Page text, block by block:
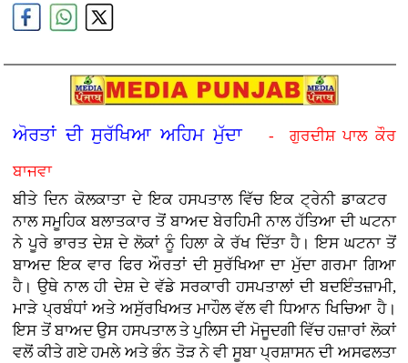
ਅੋਰਤਾਂ ਦੀ ਸੁਰੱਖਿਆ ਅਹਿਮ ਮੁੱਦਾ - ਗੁਰਦੀਸ਼ ਪਾਲ ਕੌਰ
ਬਾਜਵਾ
ਬੀਤੇ ਦਿਨ ਕੋਲਕਾਤਾ ਦੇ ਇਕ ਹਸਪਤਾਲ ਵਿੱਚ ਇਕ ਟ੍ਰੇਨੀ ਡਾਕਟਰ
ਨਾਲ ਸਮੂਹਿਕ ਬਲਾਤਕਾਰ ਤੋਂ ਬਾਅਦ ਬੇਰਹਿਮੀ ਨਾਲ ਹੱਤਿਆ ਦੀ ਘਟਨਾ
ਨੇ ਪੂਰੇ ਭਾਰਤ ਦੇਸ਼ ਦੇ ਲੋਕਾਂ ਨੂੰ ਹਿਲਾ ਕੇ ਰੱਖ ਦਿੱਤਾ ਹੈ। ਇਸ ਘਟਨਾ ਤੋਂ
ਬਾਅਦ ਇਕ ਵਾਰ ਫਿਰ ਔਰਤਾਂ ਦੀ ਸੁਰੱਖਿਆ ਦਾ ਮੁੱਦਾ ਗਰਮਾ ਗਿਆ
ਹੈ। ਉਥੇ ਨਾਲ ਹੀ ਦੇਸ਼ ਦੇ ਵੱਡੇ ਸਰਕਾਰੀ ਹਸਪਤਾਲਾਂ ਦੀ ਬਦਇੰਤਜ਼ਾਮੀ,
ਮਾੜੇ ਪ੍ਰਬੰਧਾਂ ਅਤੇ ਅਸੁੱਰਖਿਅਤ ਮਾਹੌਲ ਵੱਲ ਵੀ ਧਿਆਨ ਖਿਚਿਆ ਹੈ।
ਇਸ ਤੋਂ ਬਾਅਦ ਉਸ ਹਸਪਤਾਲ ਤੇ ਪੁਲਿਸ ਦੀ ਮੋਜੂਦਗੀ ਵਿੱਚ ਹਜ਼ਾਰਾਂ ਲੋਕਾਂ
ਵਲੋਂ ਕੀਤੇ ਗਏ ਹਮਲੇ ਅਤੇ ਭੰਨ ਤੋੜ ਨੇ ਵੀ ਸੂਬਾ ਪ੍ਰਸ਼ਾਸਨ ਦੀ ਅਸਫਲਤਾ